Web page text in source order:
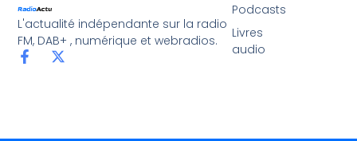
L'actualité indépendante sur la radio
FM, DAB+ , numérique et webradios.
Podcasts
Livres
audio